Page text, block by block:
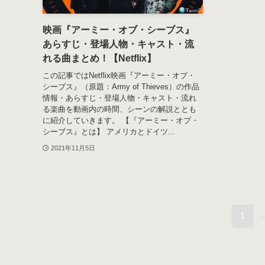
映画『アーミー・オブ・シーブス』
あらすじ・登場人物・キャスト・流
れる曲まとめ！【Netflix】
この記事ではNetflix映画『アーミー・オブ・
シーブス』（原題：Army of Thieves）の作品
情報・あらすじ・登場人物・キャスト・流れ
る楽曲を動画内の時間、シーンの解説ととも
に紹介していきます。 【『アーミー・オブ・
シーブス』とは】 アメリカとドイツ...
2021年11月5日
1